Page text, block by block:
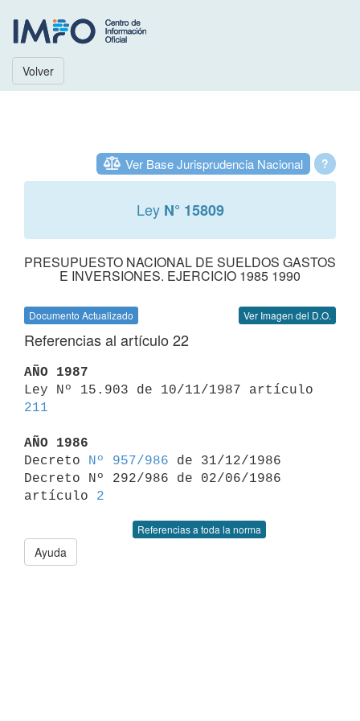
Volver
?
Ver Base Jurisprudencia Nacional
Ley N° 15809
PRESUPUESTO NACIONAL DE SUELDOS GASTOS
E INVERSIONES. EJERCICIO 1985 1990
Documento Actualizado Ver Imagen del D.O.
Referencias al artículo 22
AÑO 1987
211
AÑO 1986
Decreto
Nº 957/986 de 31/12/1986
Decreto Nº 292/986 de 02/06/1986
artículo 2
Referencias a toda la norma
Ayuda